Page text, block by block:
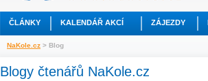
ČLÁNKY KALENDÁŘ AKCÍ ZÁJEZDY
NaKole.cz > Blog
Blogy čtenářů NaKole.cz